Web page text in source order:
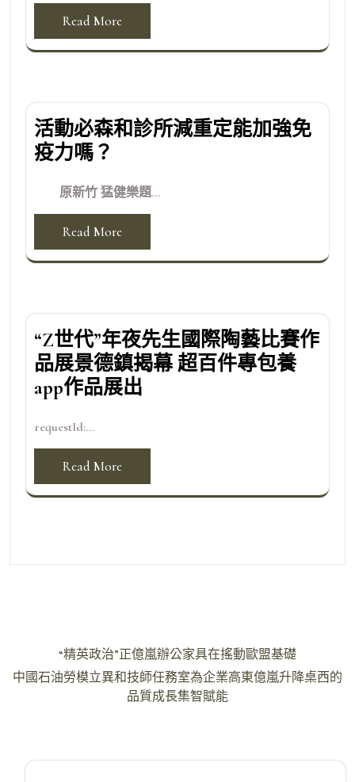
Read More
活動必森和診所減重定能加強免
疫力嗎？
原新竹 猛健樂題...
Read More
“Z世代”年夜先生國際陶藝比賽作
品展景德鎮揭幕 超百件專包養
app作品展出
requestId:...
Read More
章
“精英政治”正億嵐辦公家具在搖動歐盟基礎
中國石油勞模立異和技師任務室為企業高東億嵐升降桌西的
品質成長集智賦能